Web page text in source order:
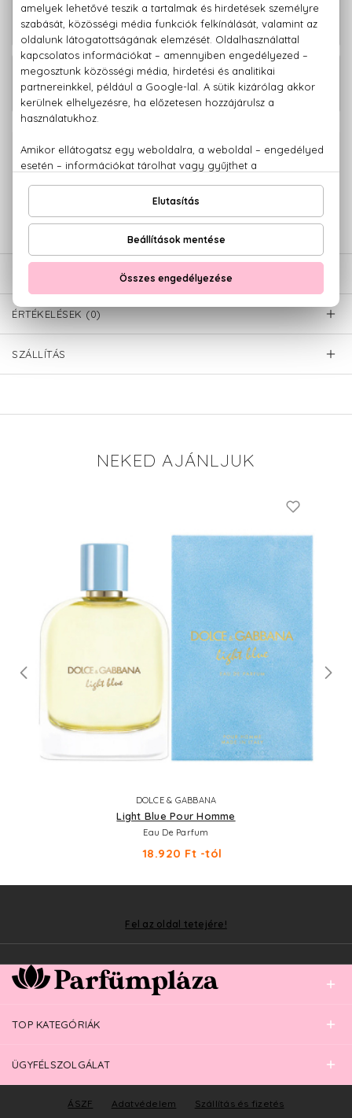
Q Eau De Parfum Intense
18.260 Ft -
tól
Q Parfum
20.460 Ft -
tól
100% eredeti termékek,14 napos visszaküldési garanciával
Kérdésed van, elakadtál? Hívd ügyfélszolgálatunkat:+36 20
LEÍRÁS
ÉRTÉKELÉSEK (0)
SZÁLLÍTÁS
NEKED AJÁNLJUK
DOLCE & GABBANA
Light Blue Pour Homme
Eau De Parfum
18.920 Ft -tól
Fel az oldal tetejére!
TOP KATEGÓRIÁK
ÜGYFÉLSZOLGÁLAT
ÁSZF Adatvédelem Szállítás és fizetés